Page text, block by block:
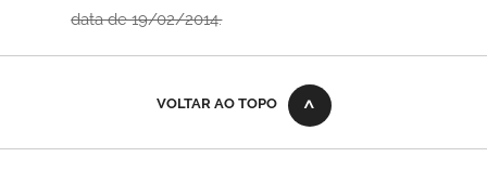
data de 19/02/2014.
VOLTAR AO TOPO